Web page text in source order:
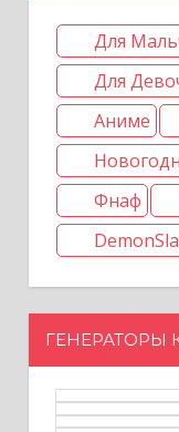
Для
Для
Аниме
Фнаф
ГЕНЕРАТОРЫ